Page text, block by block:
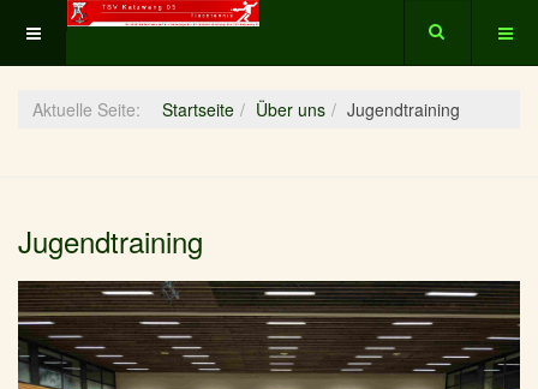
Aktuelle Seite: Startseite Über uns Jugendtraining
Jugendtraining